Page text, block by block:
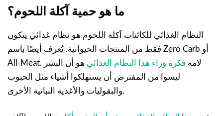
ما هو حمية آكلة اللحوم؟
النظام الغذائي للكائنات آكلة اللحوم هو نظام غذائي يتكون
فقط من المنتجات الحيوانية. يُعرف أيضًا باسم Zero Carb أو
All-Meat. لامه فكرة وراء هذا النظام الغذائي هو أن البشر
ليسوا من المفترض أن يستهلكوا أشياء مثل الحبوب
والبقوليات والأغذية النباتية الأخرى.